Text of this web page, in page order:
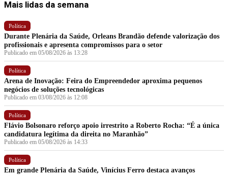
Mais lidas da semana
Política
Durante Plenária da Saúde, Orleans Brandão defende valorização dos
profissionais e apresenta compromissos para o setor
Publicado em 05/08/2026 às 13:28
Política
Arena de Inovação: Feira do Empreendedor aproxima pequenos
negócios de soluções tecnológicas
Publicado em 03/08/2026 às 12:08
Política
Flávio Bolsonaro reforço apoio irrestrito a Roberto Rocha: “É a única
candidatura legítima da direita no Maranhão”
Publicado em 05/08/2026 às 14:33
Política
Em grande Plenária da Saúde, Vinícius Ferro destaca avanços